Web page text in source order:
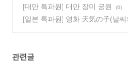
해야 해 我需要在这周末准备搬家
[대만 특파원] 대만 장미 공원 (0)
[일본 특파원] 영화 天気の子(날씨
관련글